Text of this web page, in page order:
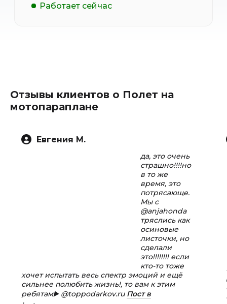
Работает сейчас
Отзывы клиентов о Полет на
мотопараплане
Евгения М.
да, это очень
страшно!!!!но
в то же
время, это
потрясающе.
Мы с
@anjahonda
тряслись как
осиновые
листочки, но
сделали
это!!!!!!!! если
кто-то тоже
хочет испытать весь спектр эмоций и ещё
сильнее полюбить жизнь!, то вам к этим
ребятам▶️ @toppodarkov.ru Пост в